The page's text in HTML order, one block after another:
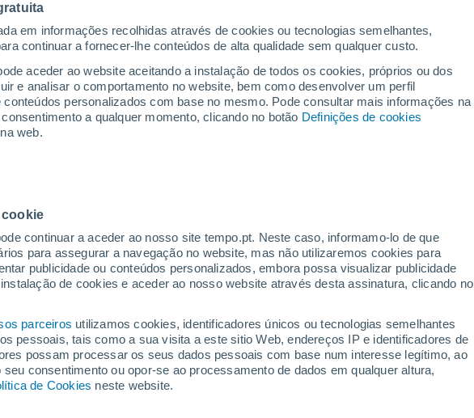
em informações recolhidas através de cookies ou tecnologias semelhantes,
continuar a fornecer-lhe conteúdos de alta qualidade sem qualquer custo.
aceder ao website aceitando a instalação de todos os cookies, próprios ou dos
e analisar o comportamento no website, bem como desenvolver um perfil
personalizados com base no mesmo. Pode consultar mais informações na
a qualquer momento, clicando no botão Definições de cookies
web.
cookie
continuar a aceder ao nosso site tempo.pt. Neste caso, informamo-lo de que
para assegurar a navegação no website, mas não utilizaremos cookies para
publicidade ou conteúdos personalizados, embora possa visualizar publicidade
de cookies e aceder ao nosso website através desta assinatura, clicando no
parceiros utilizamos cookies, identificadores únicos ou tecnologias semelhantes
pessoais, tais como a sua visita a este sitio Web, endereços IP e identificadores de
possam processar os seus dados pessoais com base num interesse legítimo, ao
consentimento ou opor-se ao processamento de dados em qualquer altura,
de Cookies neste website.
(Reino Unido) ficou rosado em meio a uma nevasca